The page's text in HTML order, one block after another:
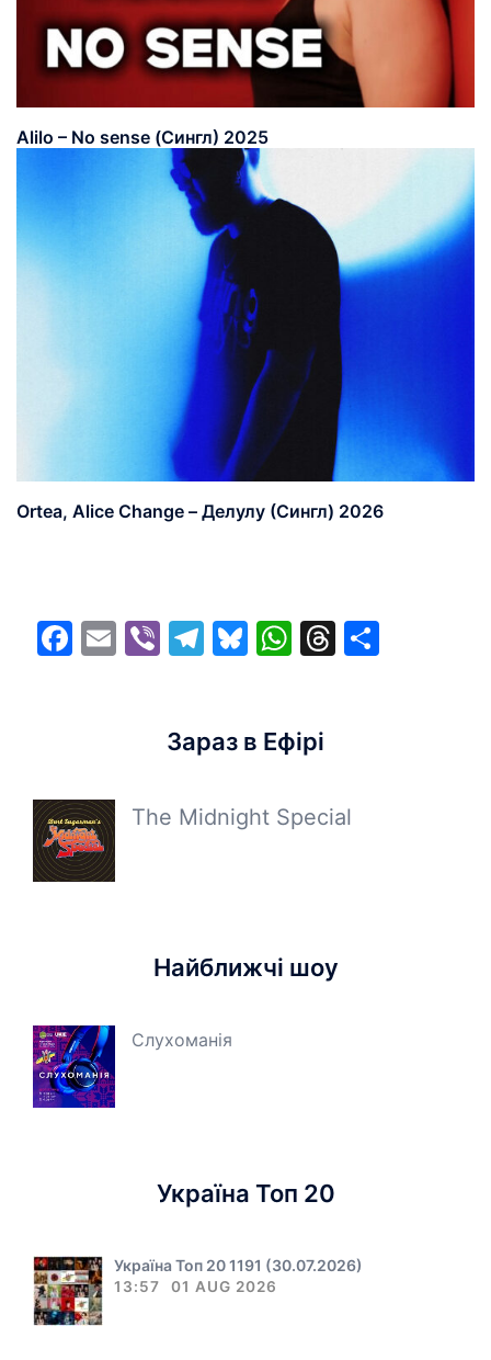
Alilo – No sense (Сингл) 2025
Ortea, Alice Change – Делулу (Сингл) 2026
Facebook
EmailViberTelegram
Bluesky
WhatsApp
Threads
Зараз в Ефірі
The Midnight Special
Найближчі шоу
Слухоманія
Україна Топ 20
Україна Топ 20 1191 (30.07.2026)
13:57 01 AUG 2026